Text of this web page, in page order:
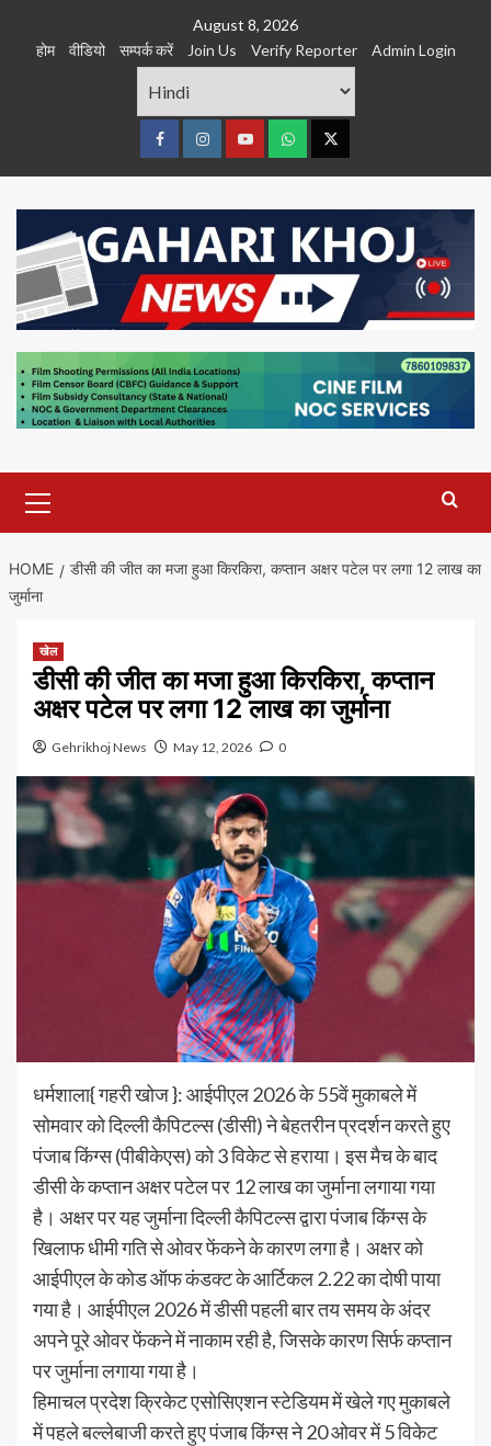
August 8, 2026
होम
वीडियो सम्पर्क करें Join Us Verify Reporter Admin Login
FacebookInstagramyoutubeWhatsTwitter
Menu
HOME
डीसी की जीत का मजा हुआ किरकिरा, कप्तान अक्षर पटेल पर लगा 12 लाख का
जुर्माना
खेल
डीसी की जीत का मजा हुआ किरकिरा, कप्तान
अक्षर पटेल पर लगा 12 लाख का जुर्माना
Gehrikhoj News May 12, 2026 0
धर्मशाला{ गहरी खोज }: आईपीएल 2026 के 55वें मुकाबले में
सोमवार को दिल्ली कैपिटल्स (डीसी) ने बेहतरीन प्रदर्शन करते हुए
पंजाब किंग्स (पीबीकेएस) को 3 विकेट से हराया। इस मैच के बाद
डीसी के कप्तान अक्षर पटेल पर 12 लाख का जुर्माना लगाया गया
है। अक्षर पर यह जुर्माना दिल्ली कैपिटल्स द्वारा पंजाब किंग्स के
खिलाफ धीमी गति से ओवर फेंकने के कारण लगा है। अक्षर को
आईपीएल के कोड ऑफ कंडक्ट के आर्टिकल 2.22 का दोषी पाया
गया है। आईपीएल 2026 में डीसी पहली बार तय समय के अंदर
अपने पूरे ओवर फेंकने में नाकाम रही है, जिसके कारण सिर्फ कप्तान
पर जुर्माना लगाया गया है।
हिमाचल प्रदेश क्रिकेट एसोसिएशन स्टेडियम में खेले गए मुकाबले
में पहले बल्लेबाजी करते हुए पंजाब किंग्स ने 20 ओवर में 5 विकेट